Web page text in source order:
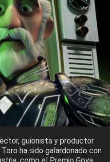
guionista y productor
ha sido galardonado con